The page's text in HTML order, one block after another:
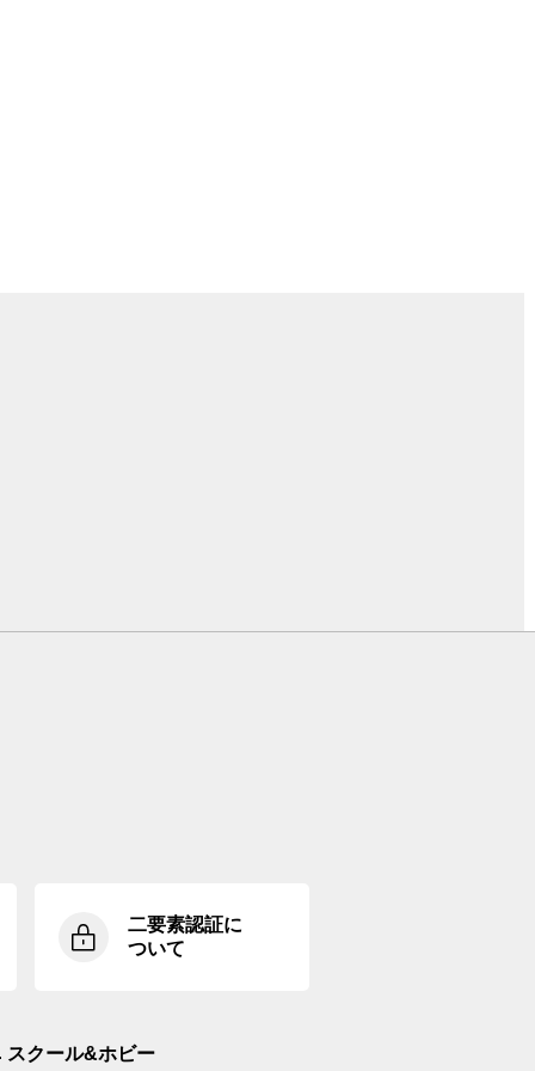
二要素認証に
ついて
スクール&ホビー